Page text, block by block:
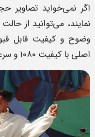
اگر نمی‌خواید تصاویر
نمایند، می‌توانید از
وضوح و کیفیت قابل
اصلی با کیفیت 1080 و سرعت 30 فریم بر ثانیه انجام می‌شود.